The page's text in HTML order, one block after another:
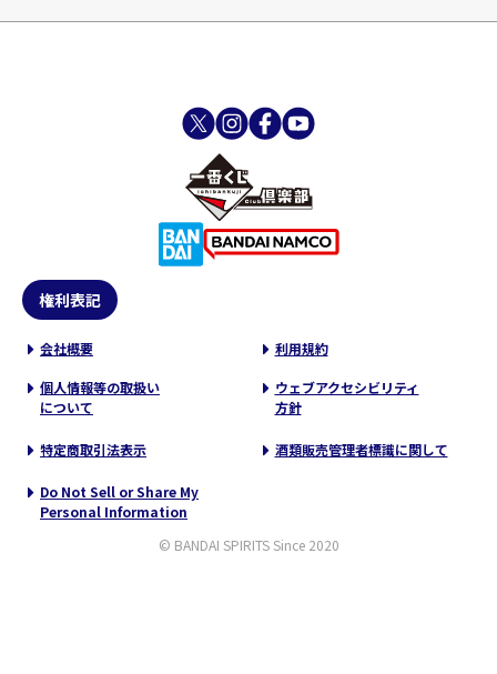
権利表記
会社概要 利用規約
個人情報等の取扱い
について
ウェブアクセシビリティ
方針
特定商取引法表示 酒類販売管理者標識に関して
Do Not Sell or Share My
Personal Information
© BANDAI SPIRITS Since 2020